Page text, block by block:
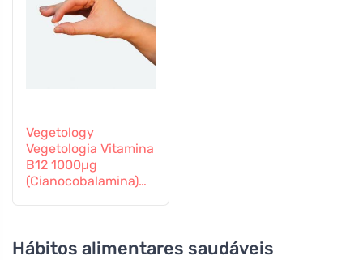
Vegetology
Vegetologia Vitamina
B12 1000µg
(Cianocobalamina)
Hábitos alimentares saudáveis